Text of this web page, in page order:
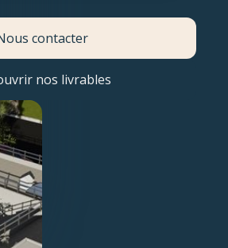
contacter
nos livrables